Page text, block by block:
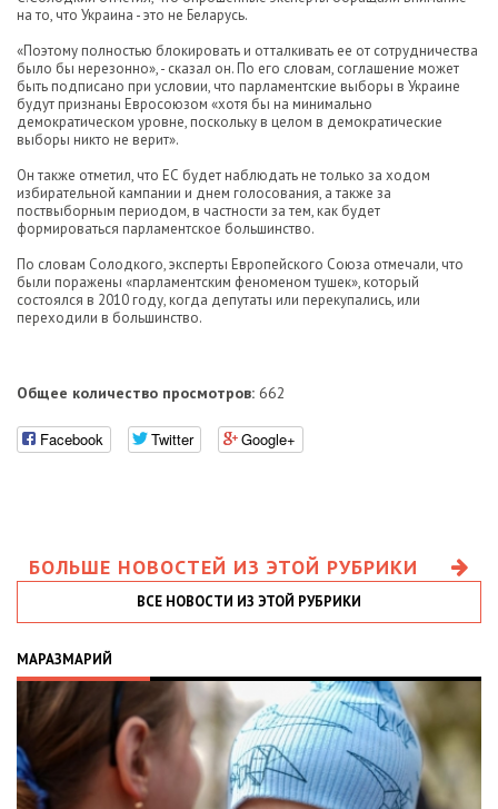
на то, что Украина - это не Беларусь.
«Поэтому полностью блокировать и отталкивать ее от сотрудничества
было бы нерезонно», - сказал он. По его словам, соглашение может
быть подписано при условии, что парламентские выборы в Украине
будут признаны Евросоюзом «хотя бы на минимально
демократическом уровне, поскольку в целом в демократические
выборы никто не верит».
Он также отметил, что ЕС будет наблюдать не только за ходом
избирательной кампании и днем голосования, а также за
поствыборным периодом, в частности за тем, как будет
формироваться парламентское большинство.
По словам Солодкого, эксперты Европейского Союза отмечали, что
были поражены «парламентским феноменом тушек», который
состоялся в 2010 году, когда депутаты или перекупались, или
переходили в большинство.
Общее количество просмотров: 662
Facebook Twitter Google+
БОЛЬШЕ НОВОСТЕЙ ИЗ ЭТОЙ РУБРИКИ
ВСЕ НОВОСТИ ИЗ ЭТОЙ РУБРИКИ
МАРАЗМАРИЙ